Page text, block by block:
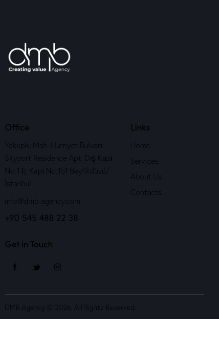
Office
Yakuplu Mah. Hürriyet Bulvarı
Skyport Residence Apt. Dış Kapı
No:1 İç Kapı No:151 Beylikdüzü/
İstanbul
info@dmb-agency.com
+90 545 488 22 38
Links
Home
Services
About Us
Contacts
Get in Touch
DMB Agency © 2026. All Rights Reserved.